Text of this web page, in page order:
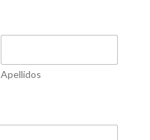
Apellidos